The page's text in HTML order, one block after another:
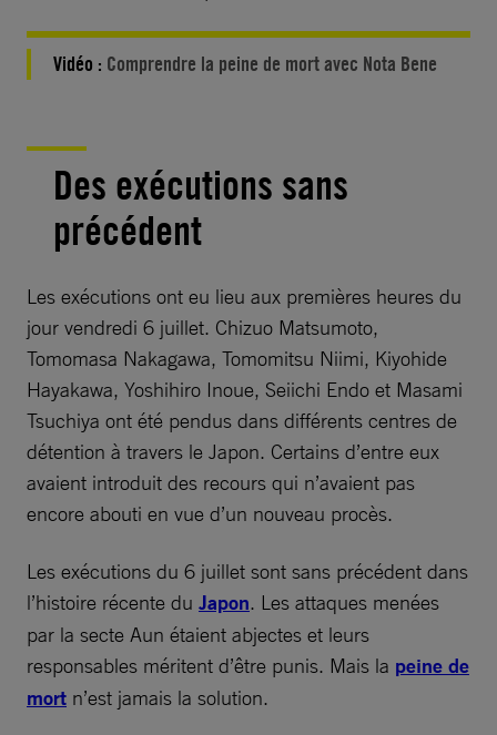
Vidéo : Comprendre la peine de mort avec Nota Bene
Des exécutions sans
précédent
Les exécutions ont eu lieu aux premières heures du
jour vendredi 6 juillet. Chizuo Matsumoto,
Tomomasa Nakagawa, Tomomitsu Niimi, Kiyohide
Hayakawa, Yoshihiro Inoue, Seiichi Endo et Masami
Tsuchiya ont été pendus dans différents centres de
détention à travers le Japon. Certains d’entre eux
avaient introduit des recours qui n’avaient pas
encore abouti en vue d’un nouveau procès.
Les exécutions du 6 juillet sont sans précédent dans
l’histoire récente du Japon. Les attaques menées
par la secte Aun étaient abjectes et leurs
responsables méritent d’être punis. Mais la peine de
mort n’est jamais la solution.